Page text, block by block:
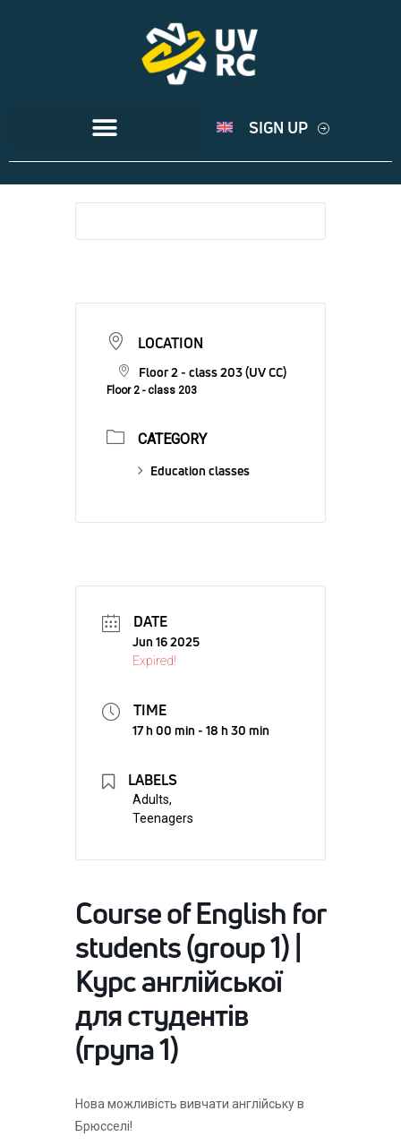
SIGN UP
LOCATION
Floor 2 - class 203 (UV CC)
Floor 2 - class 203
CATEGORY
Education classes
DATE
Jun 16 2025
Expired!
TIME
17 h 00 min - 18 h 30 min
LABELS
Adults,
Teenagers
Course of English for
students (group 1) |
Курс англійської
для студентів
(група 1)
Нова можливість вивчати англійську в
Брюсселі!